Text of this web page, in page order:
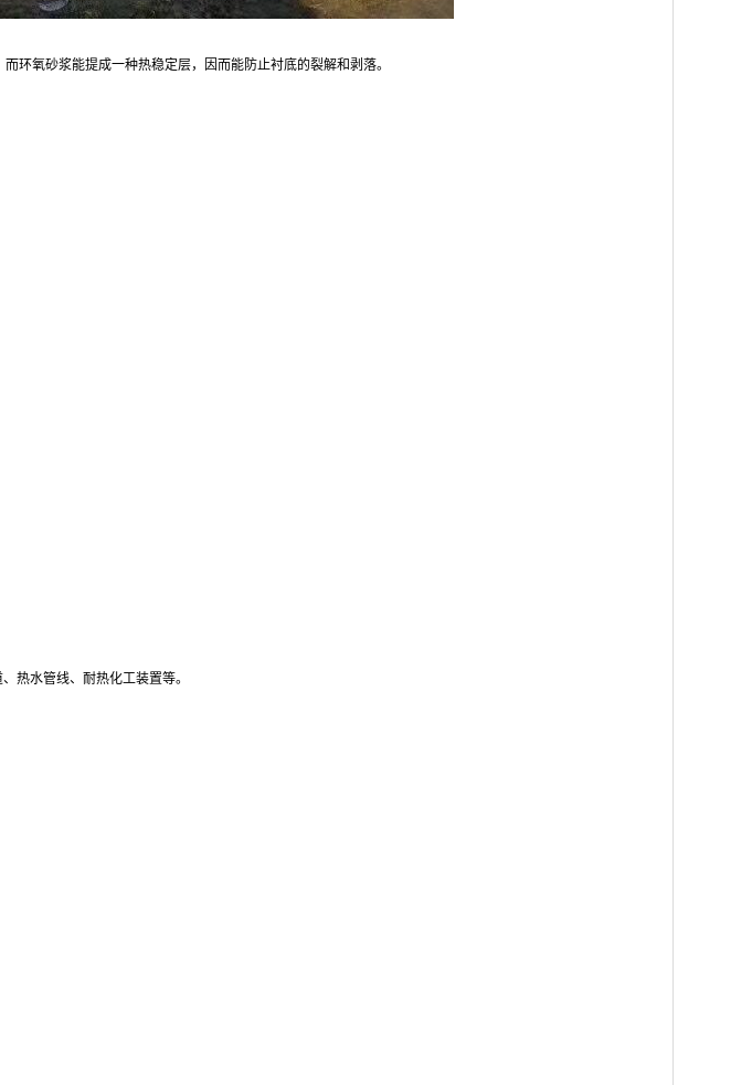
氧砂浆能提成一种热稳定层，因而能防止衬底的裂解和剥落。
热水管线、耐热化工装置等。